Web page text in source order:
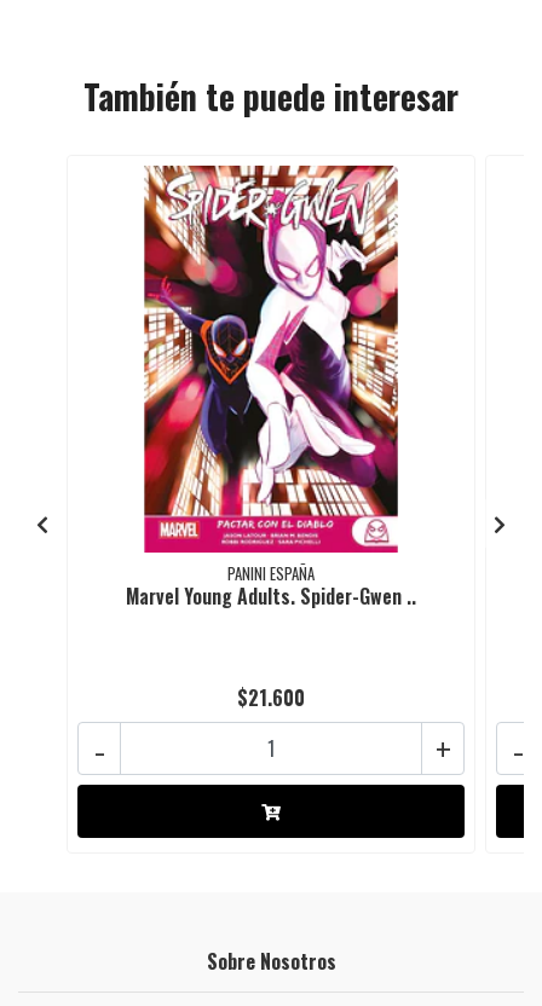
También te puede interesar
PANINI ESPAÑA
Marvel Young Adults. Spider-Gwen ..
$21.600
+
- -
Sobre Nosotros